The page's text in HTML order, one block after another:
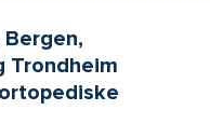
Trondheim